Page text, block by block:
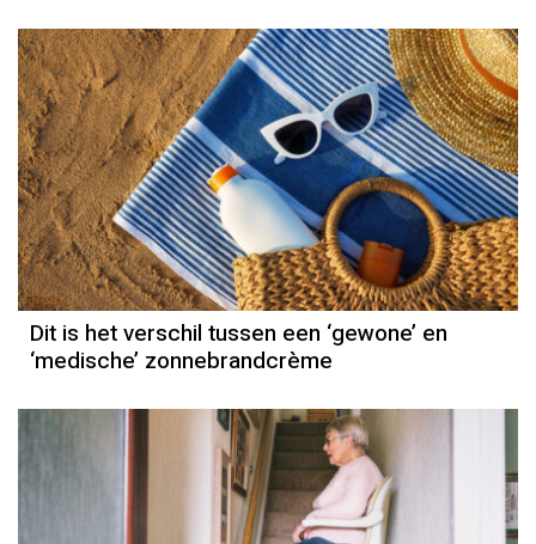
Dit is het verschil tussen een ‘gewone’ en
‘medische’ zonnebrandcrème